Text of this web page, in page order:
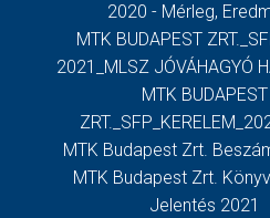
2020 - Mérleg,
MTK BUDAPEST
2021_MLSZ JÓVÁHAGYÓ
MTK BUDAPEST
MTK Budapest Zrt.
MTK Budapest Zrt.
Jelentés 2021